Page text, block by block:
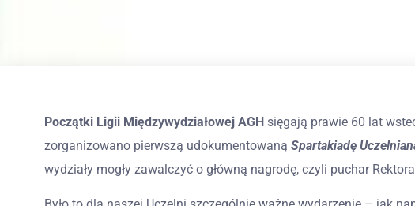
Początki Ligii Międzywydziałowej AGH sięgają prawie 60 lat
zorganizowano pierwszą udokumentowaną Spartakiadę
wydziały mogły zawalczyć o główną nagrodę, czyli puchar